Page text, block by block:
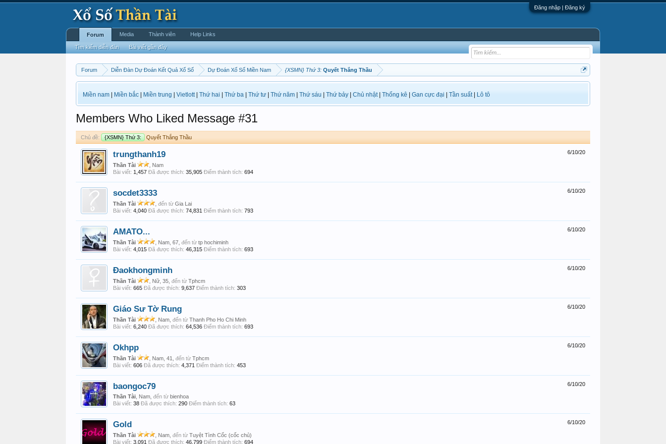
Đăng nhập | Đăng ký
Forum Diễn Đàn Dự Đoán Kết Quả Xổ Số Dự Đoán Xổ Số Miền Nam {XSMN} Thứ 3: Quyết Thắng Thầu
Miền nam Miền bắc Miền trung Vietlott| Thứ hai Thứ ba Thứ tư Thứ năm Thứ sáu Thứ bảy Chủ nhật| Thống kê Gan cực đại Tần suất| Lô tô
Members Who Liked Message #31
Chủ đề: {XSMN} Thứ 3: Quyết Thắng Thầu
6/10/20
trungthanh19
Thần Tài
, Nam
Bài viết: 1,457 Đã được thích: 35,905 Điểm thành tích: 694
6/10/20
socdet3333
Thần Tài đến từ Gia Lai
Bài viết: 4,040 Đã được thích: 74,831 Điểm thành tích: 793
6/10/20
AMATO...
Thần Tài , Nam, 67, đến từ tp hochiminh
Bài viết: 4,015 Đã được thích: 46,315 Điểm thành tích: 693
6/10/20
Đaokhongminh
Thần Tài , Nữ, 35, đến từ Tphcm
Bài viết: 665 Đã được thích: 9,637 Điểm thành tích: 303
6/10/20
Giáo Sư Tờ Rung
Thần Tài , Nam, đến từ Thanh Pho Ho Chi Minh
Bài viết: 6,240 Đã được thích: 64,536 Điểm thành tích: 693
6/10/20
Okhpp
Thần Tài , Nam, 41, đến từ Tphcm
Bài viết: 606 Đã được thích: 4,371 Điểm thành tích: 453
6/10/20
baongoc79
Thần Tài , Nam, đến từ bienhoa
Bài viết: 38 Đã được thích: 290 Điểm thành tích: 63
6/10/20
Gold
Thần Tài , Nam, đến từ Tuyệt Tình Cốc (cốc chủ)
Bài viết: 3,091 Đã được thích: 46,799 Điểm thành tích: 694
Forum
Tìm kiếm diễn đàn Bài viết gần đây
Media Thành viên Help Links